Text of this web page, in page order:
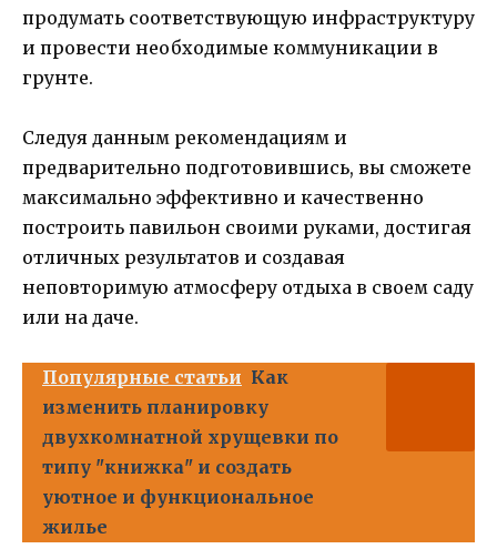
продумать соответствующую инфраструктуру
и провести необходимые коммуникации в
грунте.
Следуя данным рекомендациям и
предварительно подготовившись, вы сможете
максимально эффективно и качественно
построить павильон своими руками, достигая
отличных результатов и создавая
неповторимую атмосферу отдыха в своем саду
или на даче.
Популярные статьи Как
изменить планировку
двухкомнатной хрущевки по
типу "книжка" и создать
уютное и функциональное
жилье